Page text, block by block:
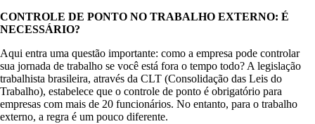
CONTROLE DE PONTO NO TRABALHO EXTERNO: É
NECESSÁRIO?
Aqui entra uma questão importante: como a empresa pode controlar
sua jornada de trabalho se você está fora o tempo todo? A legislação
trabalhista brasileira, através da CLT (Consolidação das Leis do
Trabalho), estabelece que o controle de ponto é obrigatório para
empresas com mais de 20 funcionários. No entanto, para o trabalho
externo, a regra é um pouco diferente.